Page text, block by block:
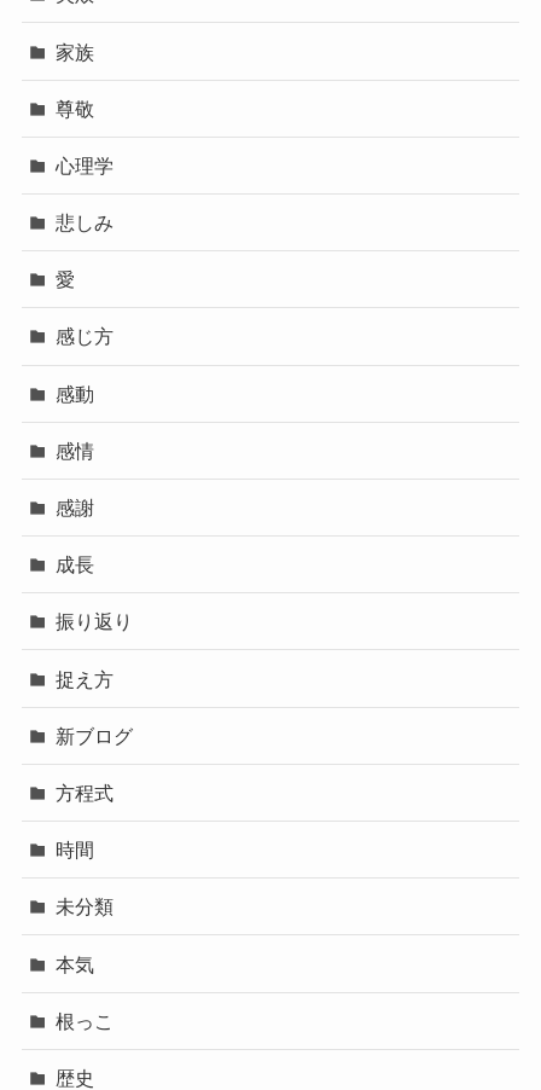
家族
尊敬
心理学
悲しみ
愛
感じ方
感動
感情
感謝
成長
振り返り
捉え方
新ブログ
方程式
時間
未分類
本気
根っこ
歴史